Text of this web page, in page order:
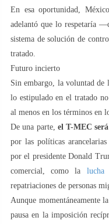
En esa oportunidad,
adelantó que lo respetaría
sistema de solución de
tratado.
Futuro incierto
Sin embargo, la voluntad de
lo estipulado en el tratado
al menos en los términos en
De una parte, el T-MEC será
por las políticas
por el presidente Donald
comercial, como la lucha
repatriaciones de personas
Aunque momentáneamente
pausa en la imposición